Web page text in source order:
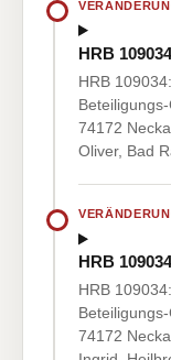
HRB 109034
HRB
74172
Oliver, Bad
HRB 109034
HRB
74172